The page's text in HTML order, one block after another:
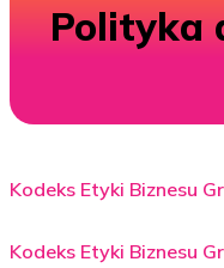
Polityka
Kodeks Etyki Biznesu
Kodeks Etyki Biznesu